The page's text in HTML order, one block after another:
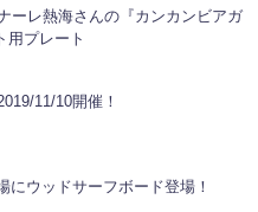
ーレ熱海さんの『カンカンビアガ
用プレート
島木育サミット 2019/11/10開催！
にウッドサーフボード登場！